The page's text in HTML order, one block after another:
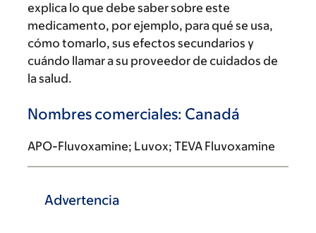
explica lo que debe saber sobre este
medicamento, por ejemplo, para qué se usa,
cómo tomarlo, sus efectos secundarios y
cuándo llamar a su proveedor de cuidados de
la salud.
Nombres comerciales: Canadá
APO-Fluvoxamine; Luvox; TEVA Fluvoxamine
Advertencia